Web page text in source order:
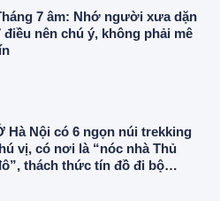
7 âm: Nhớ người xưa dặn
điều nên chú ý, không phải mê
Hà Nội có 6 ngọn núi trekking
vị, có nơi là “nóc nhà Thủ
thách thức tín đồ đi bộ